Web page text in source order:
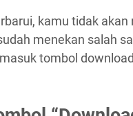
kamu tidak
menekan salah
tombol